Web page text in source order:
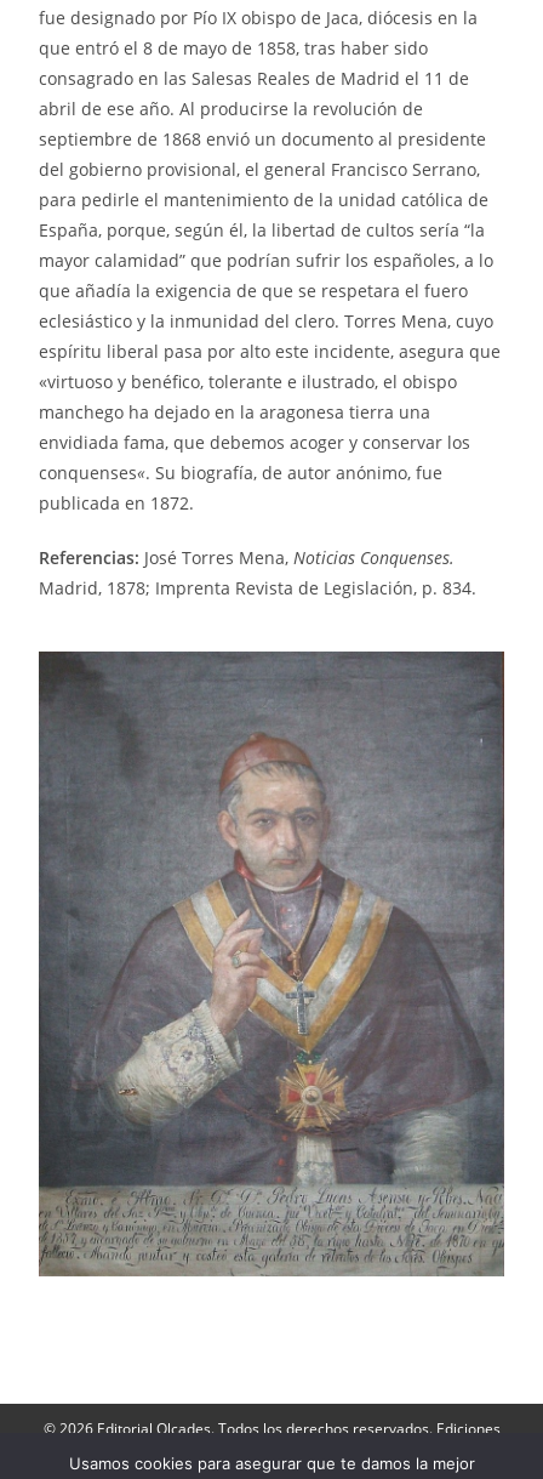
fue designado por Pío IX obispo de Jaca, diócesis en la
que entró el 8 de mayo de 1858, tras haber sido
consagrado en las Salesas Reales de Madrid el 11 de
abril de ese año. Al producirse la revolución de
septiembre de 1868 envió un documento al presidente
del gobierno provisional, el general Francisco Serrano,
para pedirle el mantenimiento de la unidad católica de
España, porque, según él, la libertad de cultos sería “la
mayor calamidad” que podrían sufrir los españoles, a lo
que añadía la exigencia de que se respetara el fuero
eclesiástico y la inmunidad del clero. Torres Mena, cuyo
espíritu liberal pasa por alto este incidente, asegura que
«virtuoso y benéfico, tolerante e ilustrado, el obispo
manchego ha dejado en la aragonesa tierra una
envidiada fama, que debemos acoger y conservar los
conquenses«. Su biografía, de autor anónimo, fue
publicada en 1872.
Referencias: José Torres Mena,Noticias Conquenses.
Madrid, 1878; Imprenta Revista de Legislación, p. 834.
© 2026 Editorial Olcades. Todos los derechos reservados. Ediciones
264.
Usamos cookies para asegurar que te damos la mejor